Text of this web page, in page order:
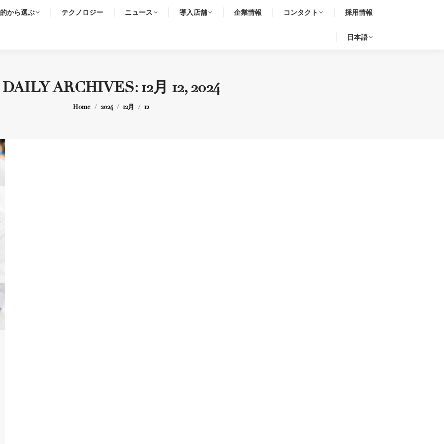
から選ぶ テクノロジー ニュース 導入店舗 企業情報 コンタクト 採用情報
日本語
DAILY ARCHIVES: 12月 12, 2024
You are here:
Home 2024 12月 12